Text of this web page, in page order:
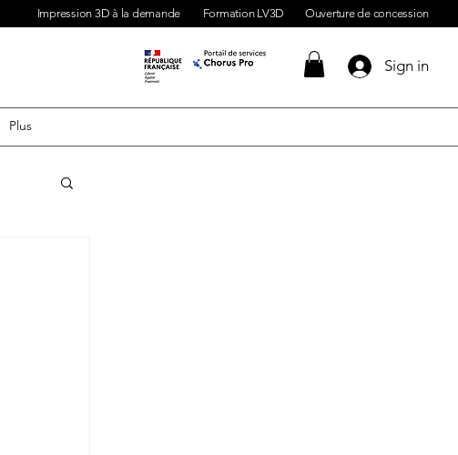
Impression 3D à la demande Formation LV3D Ouverture de concession
Sign in
Plus